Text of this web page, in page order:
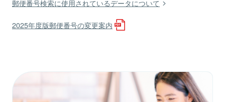
郵便番号検索に使用されているデータについて
2025年度版郵便番号の変更案内